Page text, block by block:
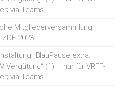
via Teams
Mitgliederversammlung
ZDF 2023
„BlauPause extra:
Vergütung“ (1) – nur für VRFF-
via Teams